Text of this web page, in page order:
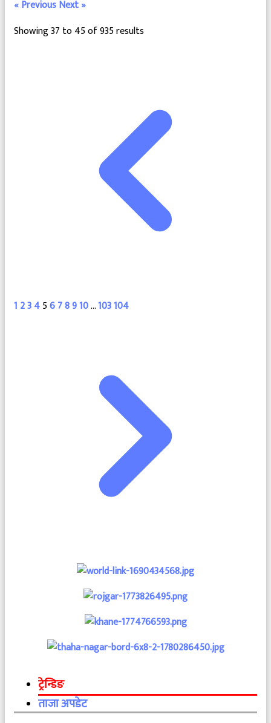
« PreviousNext »
Showing37 to45of935results
1 2345678910...103104
ट्रेन्डिङ
ताजा अपडेट